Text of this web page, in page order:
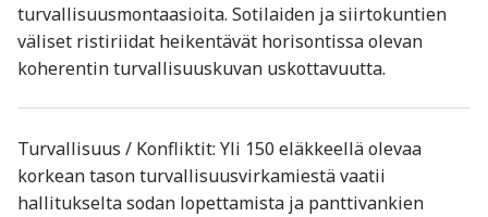
turvallisuusmontaasioita. Sotilaiden ja siirtokuntien
väliset ristiriidat heikentävät horisontissa olevan
koherentin turvallisuuskuvan uskottavuutta.
Turvallisuus / Konfliktit: Yli 150 eläkkeellä olevaa
korkean tason turvallisuusvirkamiestä vaatii
hallitukselta sodan lopettamista ja panttivankien